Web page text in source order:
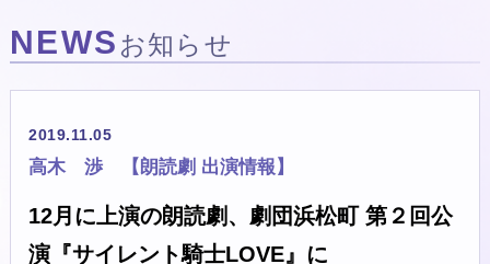
NEWS お知らせ
2019.11.05
高木 渉 【朗読劇 出演情報】
12月に上演の朗読劇、劇団浜松町 第２回公
演『サイレント騎士LOVE』に